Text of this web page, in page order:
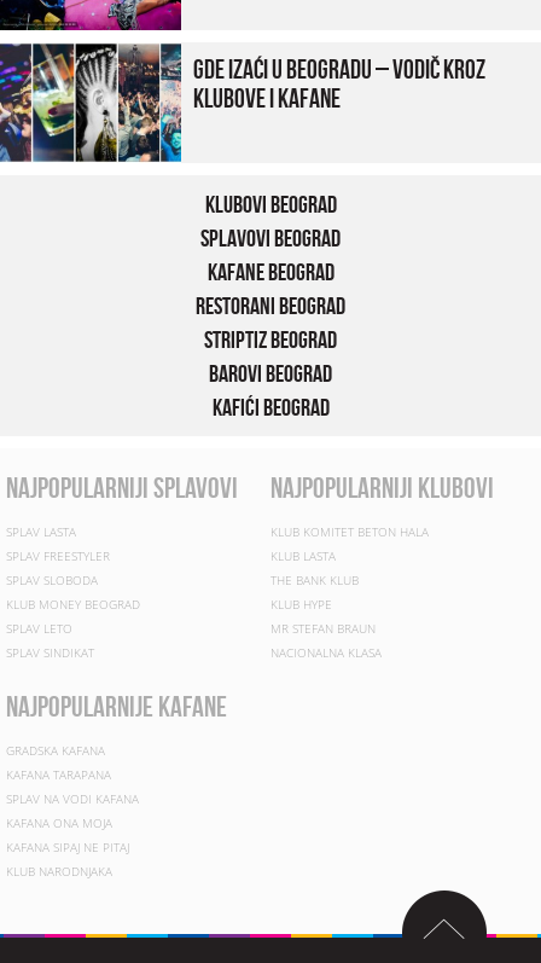
Gde izaći u Beogradu – vodič kroz
klubove i kafane
Klubovi Beograd
Splavovi Beograd
Kafane Beograd
Restorani Beograd
Striptiz Beograd
Barovi Beograd
Kafići Beograd
najpopularniji splavovi
SPLAV LASTA
SPLAV FREESTYLER
SPLAV SLOBODA
KLUB MONEY BEOGRAD
SPLAV LETO
SPLAV SINDIKAT
najpopularniji klubovi
KLUB KOMITET BETON HALA
KLUB LASTA
THE BANK KLUB
KLUB HYPE
MR STEFAN BRAUN
NACIONALNA KLASA
najpopularnije kafane
GRADSKA KAFANA
KAFANA TARAPANA
SPLAV NA VODI KAFANA
KAFANA ONA MOJA
KAFANA SIPAJ NE PITAJ
KLUB NARODNJAKA